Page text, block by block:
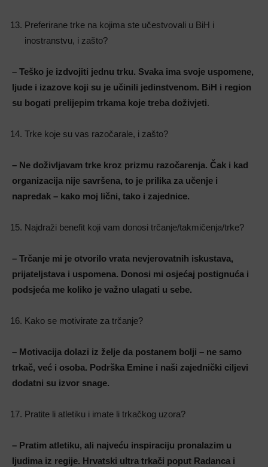
Preferirane trke na kojima ste učestvovali u BiH i
inostranstvu, i zašto?
– Teško je izdvojiti jednu trku. Svaka ima svoje uspomene,
ljude i izazove koji su je učinili jedinstvenom. BiH i region
su bogati prelijepim trkama koje treba doživjeti.
Trke koje su vas razočarale, i zašto?
– Ne doživljavam trke kroz prizmu razočarenja. Čak i kad
organizacija nije savršena, to je prilika za učenje i
napredak – kako moj lični, tako i zajednice.
Najdraži benefit koji vam donosi trčanje/takmičenja/trke?
– Trčanje mi je otvorilo vrata nevjerovatnih iskustava,
prijateljstava i uspomena. Donosi mi osjećaj postignuća i
podsjeća me koliko je važno ulagati u sebe.
Kako se motivirate za trčanje?
– Motivacija dolazi iz želje da postanem bolji – ne samo
trkač, već i osoba. Podrška Emine i naši zajednički ciljevi
dodatni su izvor snage.
Pratite li atletiku i imate li trkačkog uzora?
– Pratim atletiku, ali najveću inspiraciju pronalazim u
ljudima iz regije. Hrvatski ultra trkači poput Radanca i